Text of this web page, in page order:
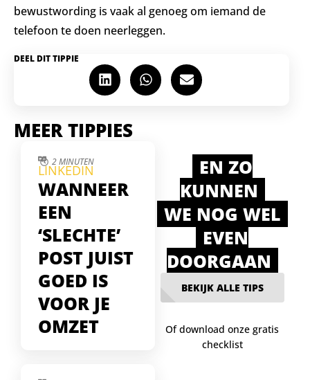
bewustwording is vaak al genoeg om iemand de
telefoon te doen neerleggen.
DEEL DIT TIPPIE
MEER TIPPIES
2 MINUTEN
LINKEDIN
WANNEER
EEN
‘SLECHTE’
POST JUIST
GOED IS
VOOR JE
OMZET
EN ZO
KUNNEN
WE NOG WEL
EVEN
DOORGAAN
BEKIJK ALLE TIPS
Of download onze gratis
checklist